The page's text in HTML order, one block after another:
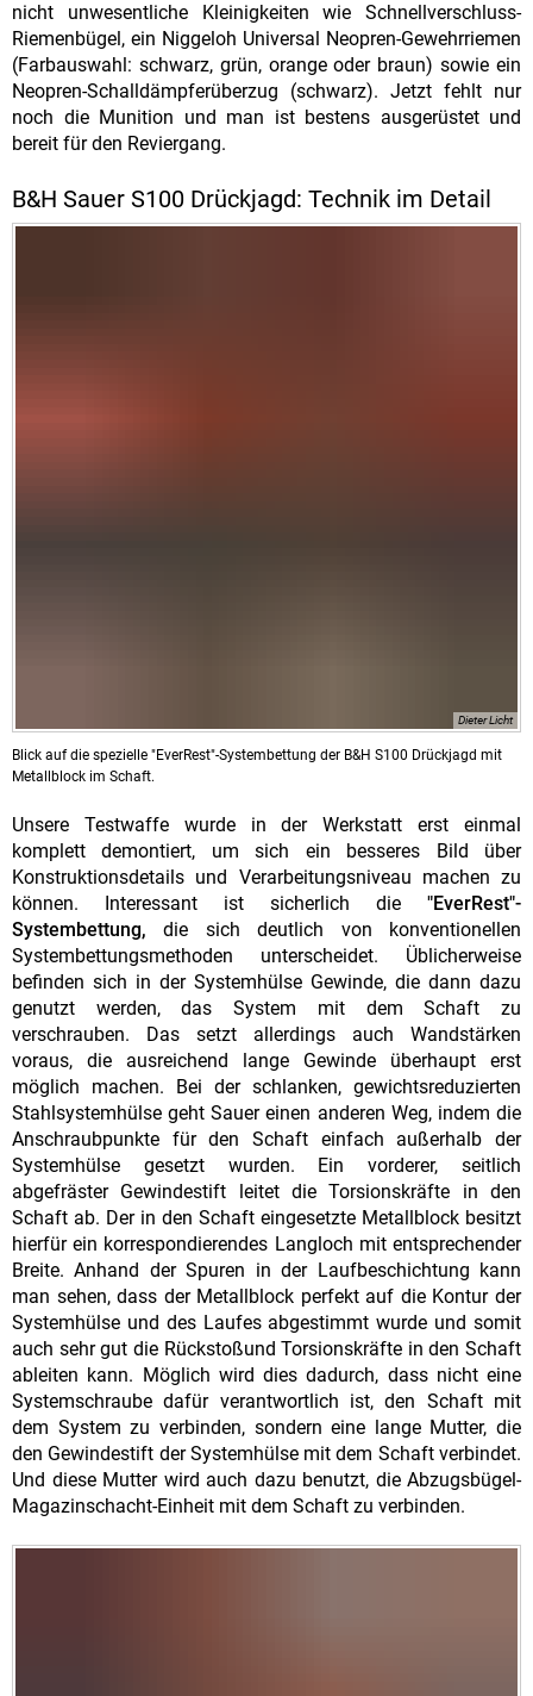
nicht unwesentliche Kleinigkeiten wie Schnellverschluss-
Riemenbügel, ein Niggeloh Universal Neopren-Gewehrriemen
(Farbauswahl: schwarz, grün, orange oder braun) sowie ein
Neopren-Schalldämpferüberzug (schwarz). Jetzt fehlt nur
noch die Munition und man ist bestens ausgerüstet und
bereit für den Reviergang.
B&H Sauer S100 Drückjagd: Technik im Detail
Dieter Licht
Blick auf die spezielle "EverRest"-Systembettung der B&H S100 Drückjagd mit
Metallblock im Schaft.
Unsere Testwaffe wurde in der Werkstatt erst einmal
komplett demontiert, um sich ein besseres Bild über
Konstruktionsdetails und Verarbeitungsniveau machen zu
können. Interessant ist sicherlich die "EverRest"-
Systembettung, die sich deutlich von konventionellen
Systembettungsmethoden unterscheidet. Üblicherweise
befinden sich in der Systemhülse Gewinde, die dann dazu
genutzt werden, das System mit dem Schaft zu
verschrauben. Das setzt allerdings auch Wandstärken
voraus, die ausreichend lange Gewinde überhaupt erst
möglich machen. Bei der schlanken, gewichtsreduzierten
Stahlsystemhülse geht Sauer einen anderen Weg, indem die
Anschraubpunkte für den Schaft einfach außerhalb der
Systemhülse gesetzt wurden. Ein vorderer, seitlich
abgefräster Gewindestift leitet die Torsionskräfte in den
Schaft ab. Der in den Schaft eingesetzte Metallblock besitzt
hierfür ein korrespondierendes Langloch mit entsprechender
Breite. Anhand der Spuren in der Laufbeschichtung kann
man sehen, dass der Metallblock perfekt auf die Kontur der
Systemhülse und des Laufes abgestimmt wurde und somit
auch sehr gut die Rückstoßund Torsionskräfte in den Schaft
ableiten kann. Möglich wird dies dadurch, dass nicht eine
Systemschraube dafür verantwortlich ist, den Schaft mit
dem System zu verbinden, sondern eine lange Mutter, die
den Gewindestift der Systemhülse mit dem Schaft verbindet.
Und diese Mutter wird auch dazu benutzt, die Abzugsbügel-
Magazinschacht-Einheit mit dem Schaft zu verbinden.